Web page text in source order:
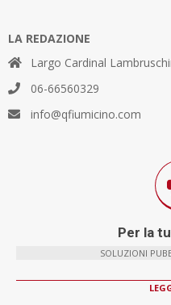
LA REDAZIONE
Largo Cardinal
06-66560329
info@qfiumicino.com
Per la
SOLUZIONI